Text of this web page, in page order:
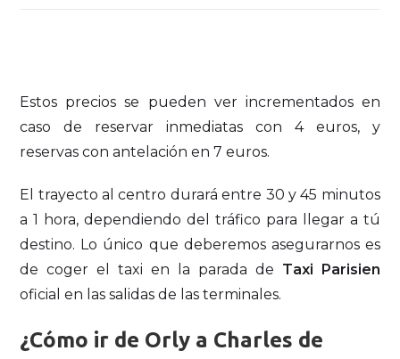
Estos precios se pueden ver incrementados en
caso de reservar inmediatas con 4 euros, y
reservas con antelación en 7 euros.
El trayecto al centro durará entre 30 y 45 minutos
a 1 hora, dependiendo del tráfico para llegar a tú
destino. Lo único que deberemos asegurarnos es
de coger el taxi en la parada de Taxi Parisien
oficial en las salidas de las terminales.
¿Cómo ir de Orly a Charles de